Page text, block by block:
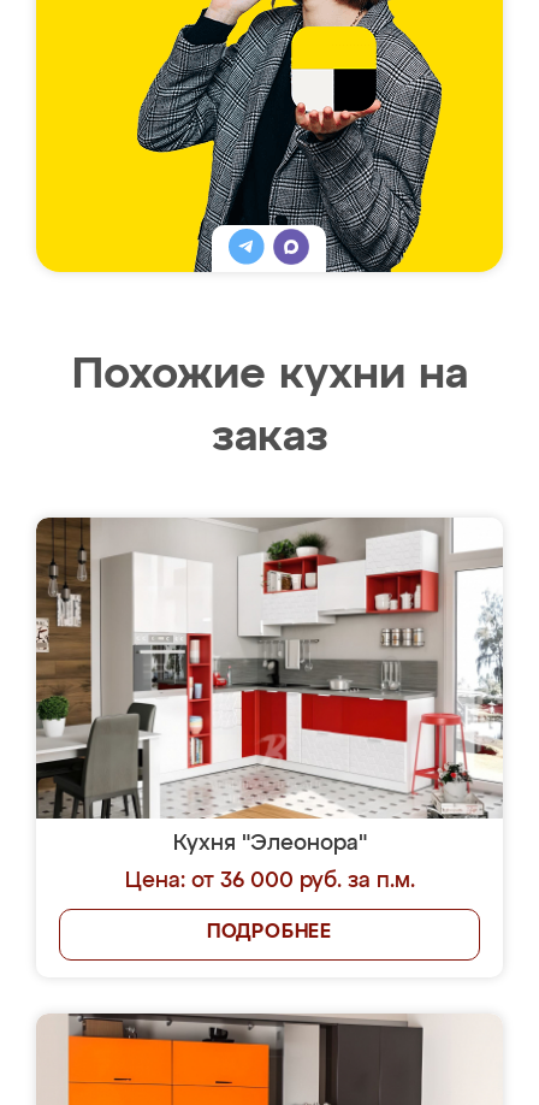
Похожие кухни на
заказ
Кухня "Элеонора"
Цена: от 36 000 руб. за п.м.
ПОДРОБНЕЕ